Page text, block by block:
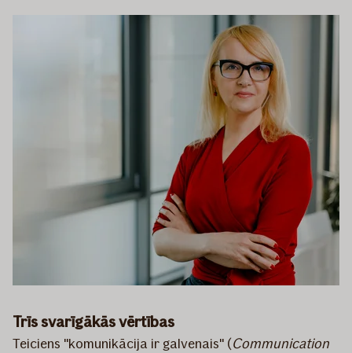
Trīs svarīgākās vērtības
Teiciens "komunikācija ir galvenais" (Communication